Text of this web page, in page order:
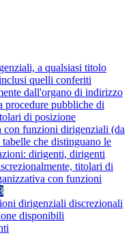
a qualsiasi titolo
quelli conferiti
dall'organo di indirizzo
procedure pubbliche di
di posizione
con funzioni dirigenziali (da
che distinguano le
dirigenti, dirigenti
titolari di
con funzioni
dirigenziali discrezionali
disponibili